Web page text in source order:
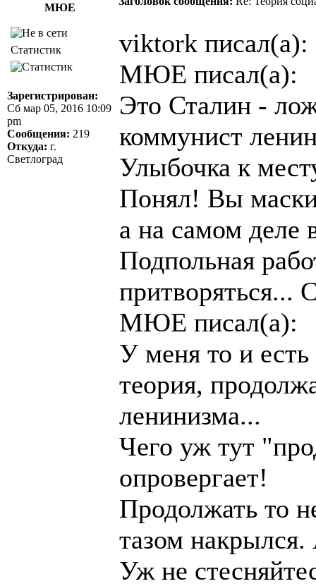
МЮЕ
Статистик
Зарегистрирован:
Сб мар 05, 2016 10:09
pm
Сообщения: 219
Откуда: г.
Светлоград
viktork писал(а):
МЮЕ писал(а):
Это Сталин -
коммунист
Улыбочка к
Понял! Вы
а на самом деле
Подпольная
притворяться...
МЮЕ писал(а):
У меня то и
теория,
ленинизма...
Чего уж тут
опровергает!
Продолжать то
тазом
Уж не